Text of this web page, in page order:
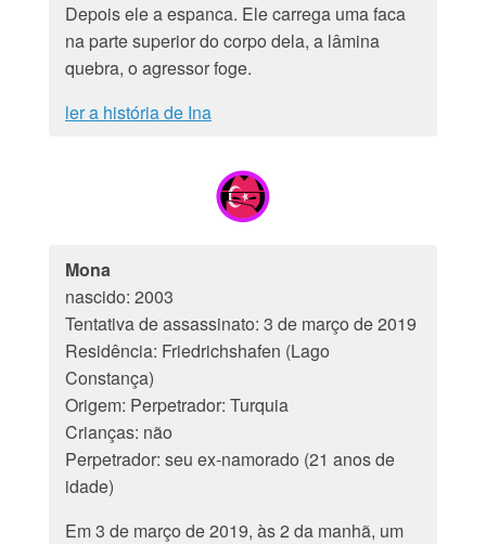
Depois ele a espanca. Ele carrega uma faca
na parte superior do corpo dela, a lâmina
quebra, o agressor foge.
ler a história de Ina
Mona
nascido: 2003
Tentativa de assassinato: 3 de março de 2019
Residência: Friedrichshafen (Lago
Constança)
Origem: Perpetrador: Turquia
Crianças: não
Perpetrador: seu ex-namorado (21 anos de
idade)
Em 3 de março de 2019, às 2 da manhã, um